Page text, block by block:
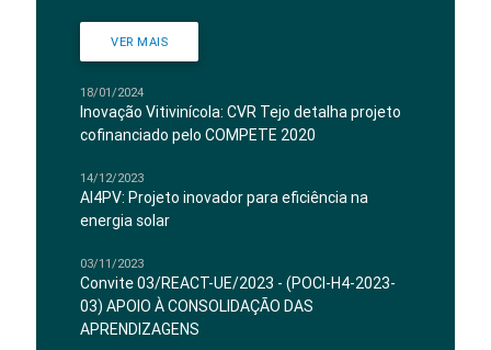
VER MAIS
18/01/2024
Inovação Vitivinícola: CVR Tejo detalha projeto
cofinanciado pelo COMPETE 2020
14/12/2023
AI4PV: Projeto inovador para eficiência na
energia solar
03/11/2023
Convite 03/REACT-UE/2023 - (POCI-H4-2023-
03) APOIO À CONSOLIDAÇÃO DAS
APRENDIZAGENS